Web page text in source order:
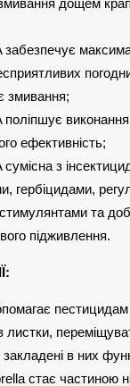
дощем
забезпечує
змивання;
ефективність;
з
гербіцидами,
та
підживлення.
пестицидам
листки,
в них
стає частиною